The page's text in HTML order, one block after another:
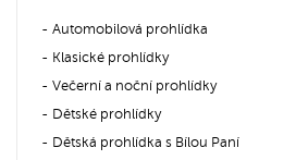
Automobilová prohlídka
Klasické prohlídky
Večerní a noční prohlídky
Dětské prohlídky
Dětská prohlídka s Bílou Paní